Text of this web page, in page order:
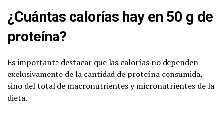
¿Cuántas calorías hay en 50 g de
proteína?
Es importante destacar que las calorías no dependen
exclusivamente de la cantidad de proteína consumida,
sino del total de macronutrientes y micronutrientes de la
dieta.